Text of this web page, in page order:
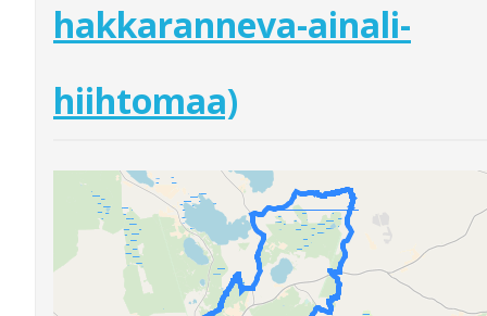
hakkaranneva-ainali-
hiihtomaa)